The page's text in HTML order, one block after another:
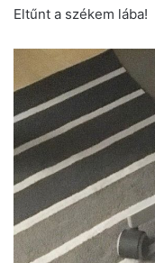
Eltűnt a székem lába!